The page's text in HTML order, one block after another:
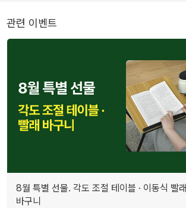
관련 이벤트
8월 특별 선물. 각도 조절 테이블 · 이동식 빨래
바구니